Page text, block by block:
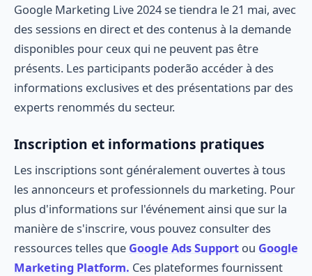
Google Marketing Live 2024 se tiendra le 21 mai, avec
des sessions en direct et des contenus à la demande
disponibles pour ceux qui ne peuvent pas être
présents. Les participants poderão accéder à des
informations exclusives et des présentations par des
experts renommés du secteur.
Inscription et informations pratiques
Les inscriptions sont généralement ouvertes à tous
les annonceurs et professionnels du marketing. Pour
plus d'informations sur l'événement ainsi que sur la
manière de s'inscrire, vous pouvez consulter des
ressources telles que Google Ads Support ou Google
Marketing Platform. Ces plateformes fournissent